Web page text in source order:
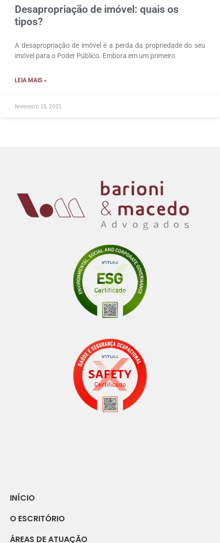
Desapropriação de imóvel: quais os
tipos?
A desapropriação de imóvel é a perda da propriedade do seu
imóvel para o Poder Público. Embora em um primeiro
LEIA MAIS »
fevereiro 15, 2021
INÍCIO
O ESCRITÓRIO
ÁREAS DE ATUAÇÃO